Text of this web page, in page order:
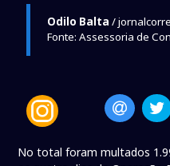
Odilo Balta /
Fonte: Assessoria de
No total foram multados